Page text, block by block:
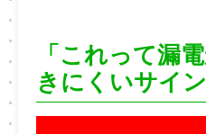
「これって漏
きにくいサイ